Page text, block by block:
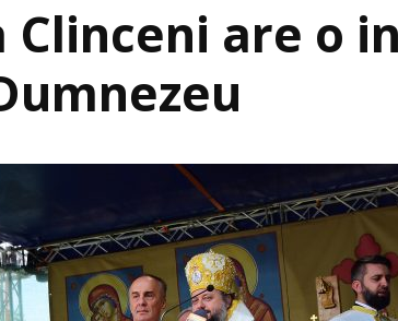
Clinceni are o